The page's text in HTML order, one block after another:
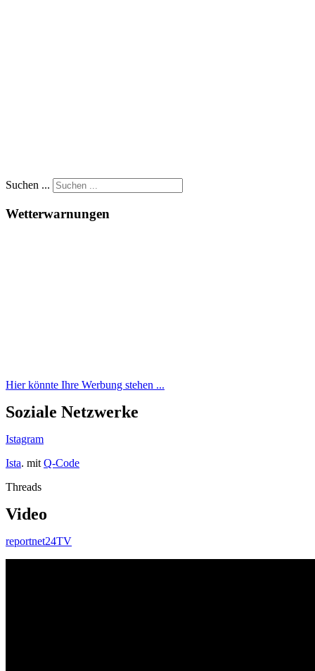
Suchen ...
Wetterwarnungen
Hier könnte Ihre Werbung stehen ...
Soziale Netzwerke
Istagram
Ista. mit Q-Code
Threads
Video
reportnet24TV